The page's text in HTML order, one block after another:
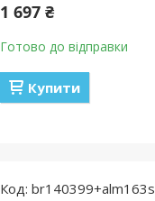
1 697 ₴
Готово до відправки
Купити
br140399+alm163s